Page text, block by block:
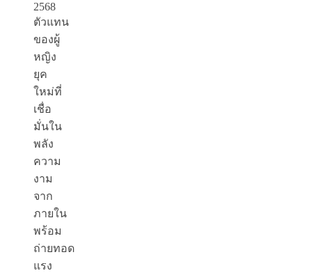
2568
ตัวแทน
ของผู้
หญิง
ยุค
ใหม่ที่
เชื่อ
มั่นใน
พลัง
ความ
งาม
จาก
ภายใน
พร้อม
ถ่ายทอด
แรง